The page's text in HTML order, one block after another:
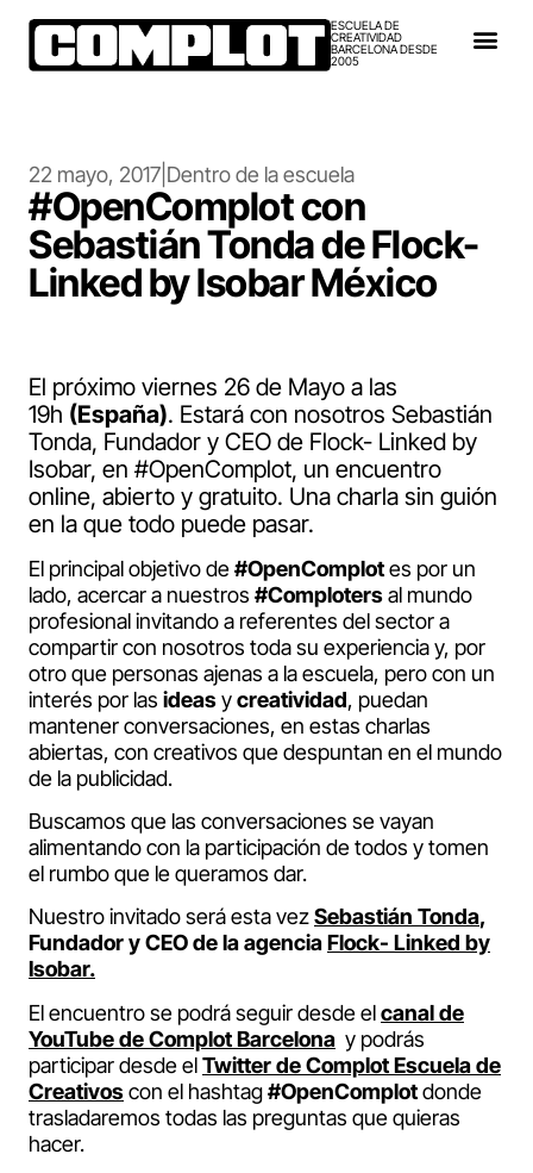
ESCUELA DE
CREATIVIDAD
BARCELONA DESDE
2005
22 mayo, 2017 Dentro de la escuela
#OpenComplot con
Sebastián Tonda de Flock-
Linked by Isobar México
El próximo viernes 26 de Mayo a las
19h (España). Estará con nosotros Sebastián
Tonda, Fundador y CEO de Flock- Linked by
Isobar, en #OpenComplot, un encuentro
online, abierto y gratuito. Una charla sin guión
en la que todo puede pasar.
El principal objetivo de#OpenComplotes por un
lado, acercar a nuestros #Complotersal mundo
profesional invitando a referentes del sector a
compartir con nosotros toda su experiencia y, por
otro que personas ajenas a la escuela, pero con un
interés por las ideasycreatividad, puedan
mantener conversaciones, en estas charlas
abiertas, con creativos que despuntan en el mundo
de la publicidad.
Buscamos que las conversaciones se vayan
alimentando con la participación de todos y tomen
el rumbo que le queramos dar.
Nuestro invitado será esta vezSebastián Tonda,
Fundador y CEO de la agenciaFlock- Linked by
Isobar.
El encuentro se podrá seguir desde elcanal de
YouTube de Complot Barcelona y podrás
participar desde elTwitter de Complot Escuela de
Creativoscon el hashtag#OpenComplotdonde
trasladaremos todas las preguntas que quieras
hacer.